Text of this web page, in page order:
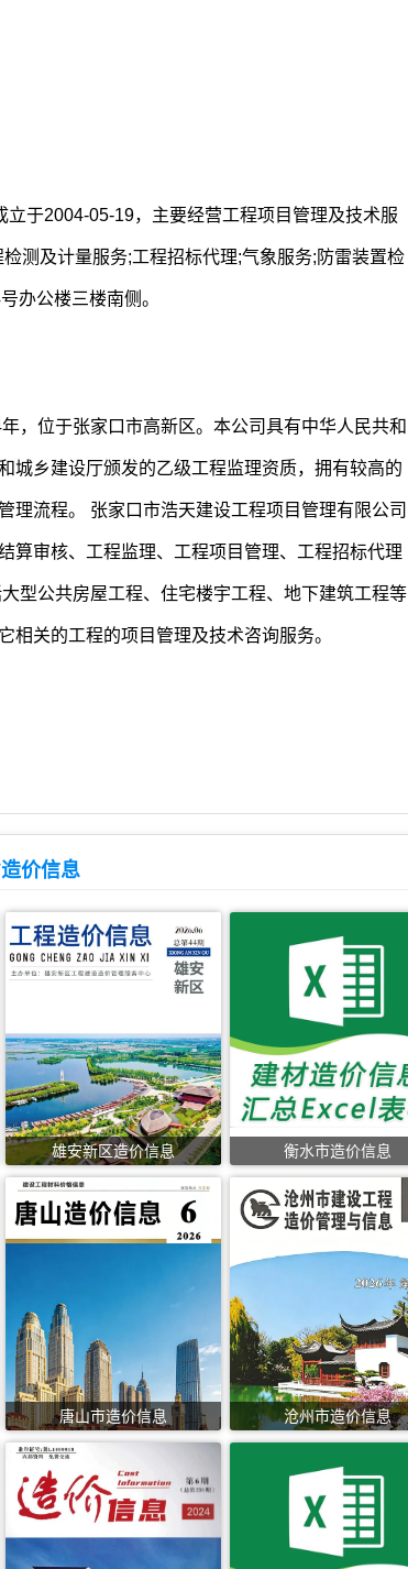
于2004-05-19，主要经营工程项目管理及技术服
测及计量服务;工程招标代理;气象服务;防雷装置检
办公楼三楼南侧。
，位于张家口市高新区。本公司具有中华人民共和
城乡建设厅颁发的乙级工程监理资质，拥有较高的
理流程。 张家口市浩天建设工程项目管理有限公司
算审核、工程监理、工程项目管理、工程招标代理
型公共房屋工程、住宅楼宇工程、地下建筑工程等
关的工程的项目管理及技术咨询服务。
价信息
雄安新区造价信息 衡水市造价信息
唐山市造价信息 沧州市造价信息